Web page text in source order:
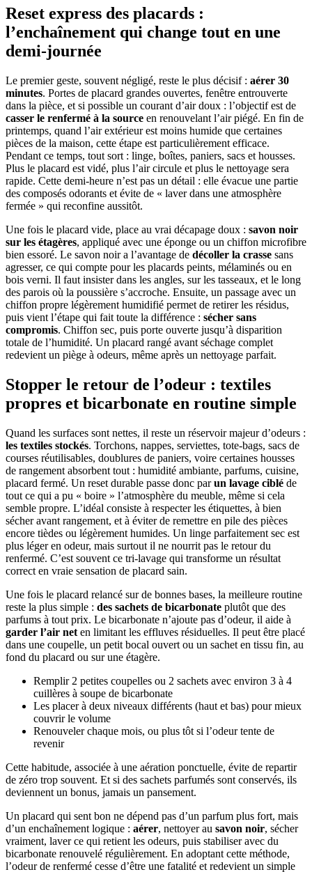
Reset express des placards :
l’enchaînement qui change tout en une
demi-journée
Le premier geste, souvent négligé, reste le plus décisif : aérer 30
minutes. Portes de placard grandes ouvertes, fenêtre entrouverte
dans la pièce, et si possible un courant d’air doux : l’objectif est de
casser le renfermé à la source en renouvelant l’air piégé. En fin de
printemps, quand l’air extérieur est moins humide que certaines
pièces de la maison, cette étape est particulièrement efficace.
Pendant ce temps, tout sort : linge, boîtes, paniers, sacs et housses.
Plus le placard est vidé, plus l’air circule et plus le nettoyage sera
rapide. Cette demi-heure n’est pas un détail : elle évacue une partie
des composés odorants et évite de « laver dans une atmosphère
fermée » qui reconfine aussitôt.
Une fois le placard vide, place au vrai décapage doux : savon noir
sur les étagères, appliqué avec une éponge ou un chiffon microfibre
bien essoré. Le savon noir a l’avantage de décoller la crasse sans
agresser, ce qui compte pour les placards peints, mélaminés ou en
bois verni. Il faut insister dans les angles, sur les tasseaux, et le long
des parois où la poussière s’accroche. Ensuite, un passage avec un
chiffon propre légèrement humidifié permet de retirer les résidus,
puis vient l’étape qui fait toute la différence : sécher sans
compromis. Chiffon sec, puis porte ouverte jusqu’à disparition
totale de l’humidité. Un placard rangé avant séchage complet
redevient un piège à odeurs, même après un nettoyage parfait.
Stopper le retour de l’odeur : textiles
propres et bicarbonate en routine simple
Quand les surfaces sont nettes, il reste un réservoir majeur d’odeurs :
les textiles stockés. Torchons, nappes, serviettes, tote-bags, sacs de
courses réutilisables, doublures de paniers, voire certaines housses
de rangement absorbent tout : humidité ambiante, parfums, cuisine,
placard fermé. Un reset durable passe donc parun lavage ciblé de
tout ce qui a pu « boire » l’atmosphère du meuble, même si cela
semble propre. L’idéal consiste à respecter les étiquettes, à bien
sécher avant rangement, et à éviter de remettre en pile des pièces
encore tièdes ou légèrement humides. Un linge parfaitement sec est
plus léger en odeur, mais surtout il ne nourrit pas le retour du
renfermé. C’est souvent ce tri-lavage qui transforme un résultat
correct en vraie sensation de placard sain.
Une fois le placard relancé sur de bonnes bases, la meilleure routine
reste la plus simple : des sachets de bicarbonate plutôt que des
parfums à tout prix. Le bicarbonate n’ajoute pas d’odeur, il aide à
garder l’air net en limitant les effluves résiduelles. Il peut être placé
dans une coupelle, un petit bocal ouvert ou un sachet en tissu fin, au
fond du placard ou sur une étagère.
Remplir 2 petites coupelles ou 2 sachets avec environ 3 à 4
cuillères à soupe de bicarbonate
Les placer à deux niveaux différents (haut et bas) pour mieux
couvrir le volume
Renouveler chaque mois, ou plus tôt si l’odeur tente de
revenir
Cette habitude, associée à une aération ponctuelle, évite de repartir
de zéro trop souvent. Et si des sachets parfumés sont conservés, ils
deviennent un bonus, jamais un pansement.
Un placard qui sent bon ne dépend pas d’un parfum plus fort, mais
d’un enchaînement logique : aérer, nettoyer au savon noir, sécher
vraiment, laver ce qui retient les odeurs, puis stabiliser avec du
bicarbonate renouvelé régulièrement. En adoptant cette méthode,
l’odeur de renfermé cesse d’être une fatalité et redevient un simple